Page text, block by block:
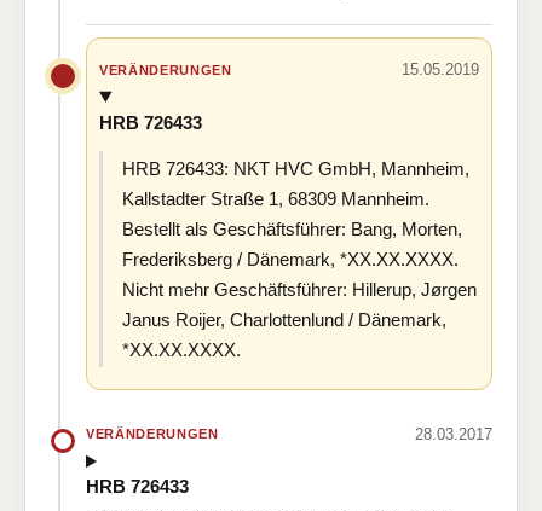
VERÄNDERUNGEN 15.05.2019
HRB 726433
HRB 726433: NKT HVC GmbH, Mannheim,
Kallstadter Straße 1, 68309 Mannheim.
Bestellt als Geschäftsführer: Bang, Morten,
Frederiksberg / Dänemark, *XX.XX.XXXX.
Nicht mehr Geschäftsführer: Hillerup, Jørgen
Janus Roijer, Charlottenlund / Dänemark,
*XX.XX.XXXX.
VERÄNDERUNGEN 28.03.2017
HRB 726433